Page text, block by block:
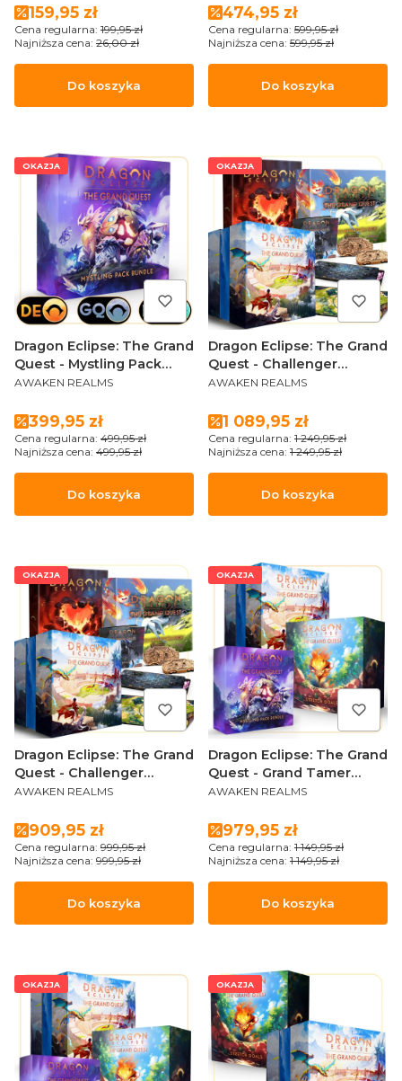
Cena promocyjna
159,95 zł
Cena regularna: 199,95 zł
Najniższa cena: 26,00 zł
Do koszyka
Cena promocyjna
474,95 zł
Cena regularna: 599,95 zł
Najniższa cena: 599,95 zł
Do koszyka
OKAZJA
Dragon Eclipse: The Grand
Quest - Mystling Pack
Bundle with storage box
PRODUCENT
AWAKEN REALMS
Cena promocyjna
399,95 zł
Cena regularna: 499,95 zł
Najniższa cena: 499,95 zł
Do koszyka
OKAZJA
Dragon Eclipse: The Grand
Quest - Challenger
Pledge (Sundrop Edition
PRODUCENT
AWAKEN REALMS
Cena promocyjna
1 089,95 zł
Cena regularna: 1 249,95 zł
Najniższa cena: 1 249,95 zł
Do koszyka
OKAZJA
Dragon Eclipse: The Grand
Quest - Challenger
Pledge (Special Edition
PRODUCENT
AWAKEN REALMS
Cena promocyjna
909,95 zł
Cena regularna: 999,95 zł
Najniższa cena: 999,95 zł
Do koszyka
OKAZJA
Dragon Eclipse: The Grand
Quest - Grand Tamer
Pledge (Sundrop Edition
PRODUCENT
AWAKEN REALMS
Cena promocyjna
979,95 zł
Cena regularna: 1 149,95 zł
Najniższa cena: 1 149,95 zł
Do koszyka
OKAZJA OKAZJA